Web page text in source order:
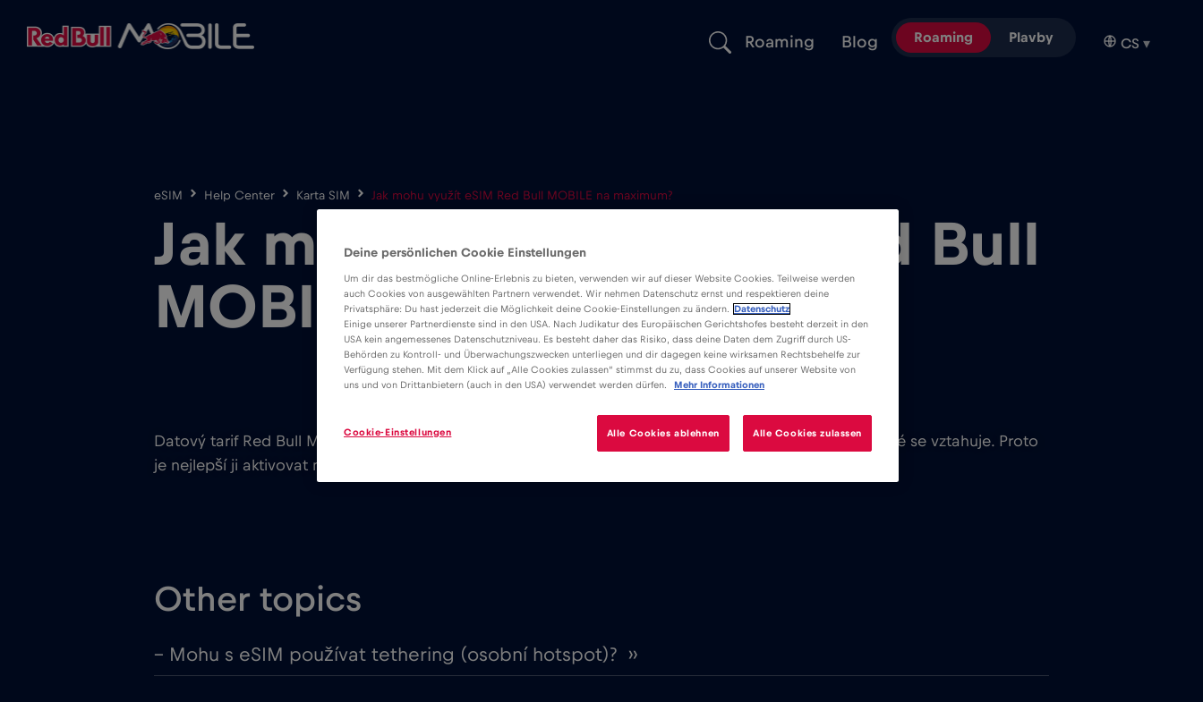
Roaming Blog Roaming Plavby CS ▾
eSIM Help Center Karta SIM Jak mohu využít eSIM Red Bull MOBILE na maximum?
Jak mohu využít eSIM Red Bull
MOBILE na maximum?
Datový tarif Red Bull MOBILE eSIM je určen pro použití v zahraničí při návštěvě některé ze zemí, na které se vztahuje. Proto
je nejlepší ji aktivovat na cestách.
Other topics
– Mohu s eSIM používat tethering (osobní hotspot)? ››
Deine persönlichen Cookie Einstellungen
Um dir das bestmögliche Online-Erlebnis zu bieten, verwenden wir auf dieser Website Cookies. Teilweise werden
auch Cookies von ausgewählten Partnern verwendet. Wir nehmen Datenschutz ernst und respektieren deine
Privatsphäre: Du hast jederzeit die Möglichkeit deine Cookie-Einstellungen zu ändern.
Datenschutz
Einige unserer Partnerdienste sind in den USA. Nach Judikatur des Europäischen Gerichtshofes besteht derzeit in den
USA kein angemessenes Datenschutzniveau. Es besteht daher das Risiko, dass deine Daten dem Zugriff durch US-
Behörden zu Kontroll- und Überwachungszwecken unterliegen und dir dagegen keine wirksamen Rechtsbehelfe zur
Verfügung stehen. Mit dem Klick auf „Alle Cookies zulassen“ stimmst du zu, dass Cookies auf unserer Website von
uns und von Drittanbietern (auch in den USA) verwendet werden dürfen.
Mehr Informationen
Alle Cookies ablehnen Alle Cookies zulassen
Cookie-Einstellungen